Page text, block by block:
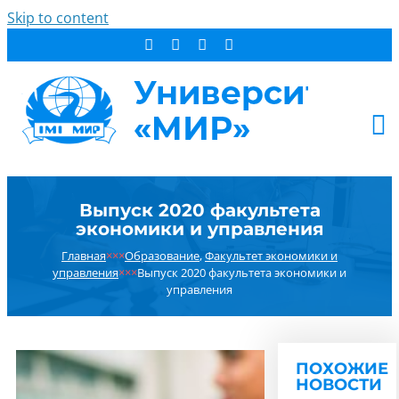
Skip to content
СТУДЕНТУ
ОБ УНИВЕРСИТЕТЕ
РЕЗУЛЬТАТ ПОИСКА:
Выпуск 2020 факультета
экономики и управления
Главная×××Образование,Факультет экономики и
управления×××Выпуск 2020 факультета экономики и
управления
ПОХОЖИЕ
НОВОСТИ